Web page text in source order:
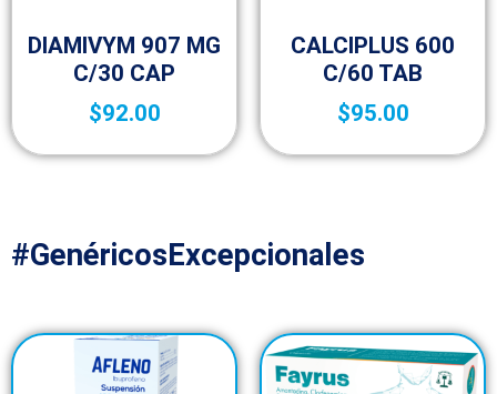
DIAMIVYM 907 MG
C/30 CAP
$92.00
CALCIPLUS 600
C/60 TAB
$95.00
#GenéricosExcepcionales